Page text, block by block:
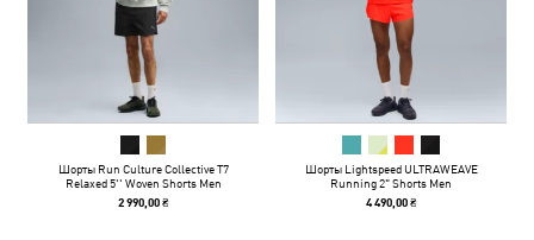
Шорты Run Culture Collective T7
Relaxed 5'' Woven Shorts Men
2 990,00 ₴
Шорты Lightspeed ULTRAWEAVE
Running 2" Shorts Men
4 490,00 ₴